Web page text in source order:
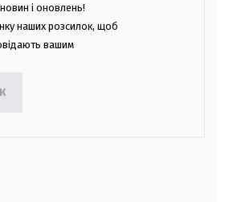
новин і оновлень!
наших розсилок, щоб
вашим